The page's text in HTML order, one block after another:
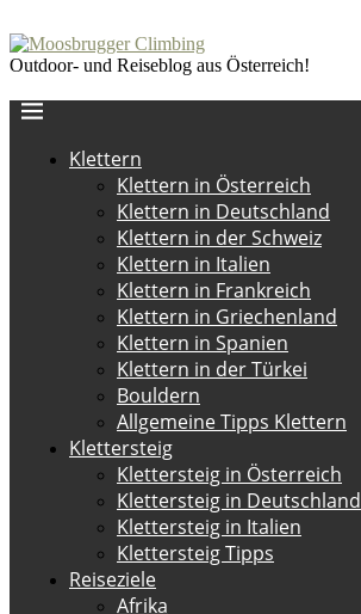
Outdoor- und Reiseblog aus Österreich!
Klettern
Klettern in Österreich
Klettern in Deutschland
Klettern in der Schweiz
Klettern in Italien
Klettern in Frankreich
Klettern in Griechenland
Klettern in Spanien
Klettern in der Türkei
Bouldern
Allgemeine Tipps Klettern
Klettersteig
Klettersteig in Österreich
Klettersteig in Deutschland
Klettersteig in Italien
Klettersteig Tipps
Reiseziele
Afrika